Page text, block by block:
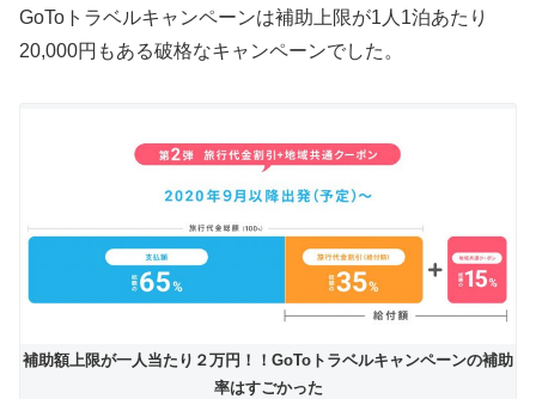
GoToトラベルキャンペーンは補助上限が1人1泊あたり
20,000円もある破格なキャンペーンでした。
補助額上限が一人当たり２万円！！GoToトラベルキャンペーンの補助
率はすごかった